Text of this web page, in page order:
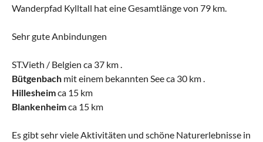
Wanderpfad Kylltall hat eine Gesamtlänge von 79 km.
Sehr gute Anbindungen
ST.Vieth / Belgien ca 37 km .
Bütgenbach mit einem bekannten See ca 30 km .
Hillesheimca 15 km
Blankenheimca 15 km
Es gibt sehr viele Aktivitäten und schöne Naturerlebnisse in